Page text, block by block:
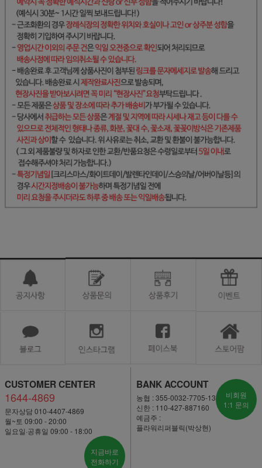
CUSTOMER CENTER
1644-4869
문자상담 010-4407-4869
월~토 09:00 - 20:00
일요일·공휴일 09:00 - 18:00
지금바로
전화하기
BANK ACCOUNT
농협 : 355-0032-7705-13
신한 : 110-427-887160
예금주 :
플라워리퍼블릭(박상현)
비회원
1:1 문의